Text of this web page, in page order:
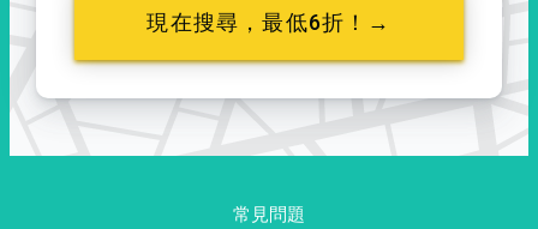
現在搜尋，最低6折！→
常見問題